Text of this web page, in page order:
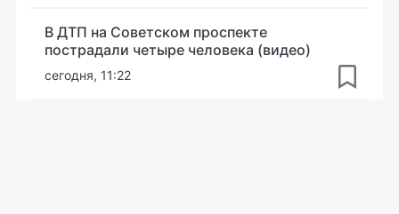
В ДТП на Советском проспекте
пострадали четыре человека (видео)
сегодня, 11:22